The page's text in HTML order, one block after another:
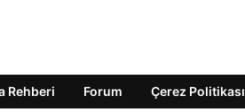
Rehberi Forum Çerez Politikası